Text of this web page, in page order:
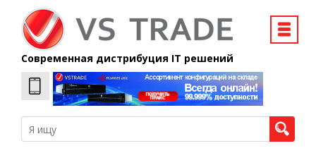
Современная дистрибуция IT решений